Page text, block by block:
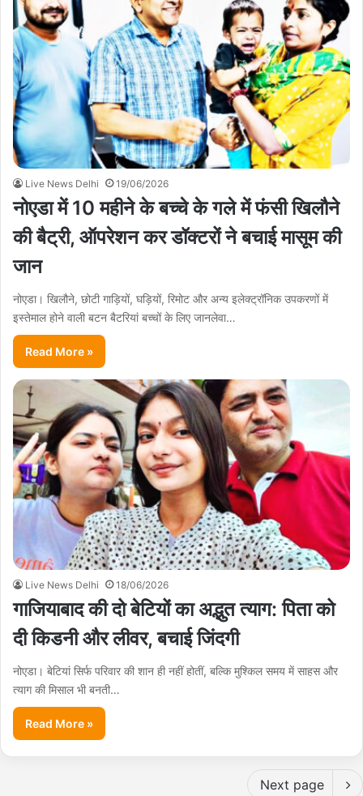
Live News Delhi 19/06/2026
नोएडा में 10 महीने के बच्चे के गले में फंसी खिलौने
की बैट्री, ऑपरेशन कर डॉक्‍टरों ने बचाई मासूम की
जान
नोएडा। खिलौने, छोटी गाड़ियों, घड़ियों, रिमोट और अन्य इलेक्ट्रॉनिक उपकरणों में
इस्तेमाल होने वाली बटन बैटरियां बच्चों के लिए जानलेवा…
Read More »
Live News Delhi 18/06/2026
गाजियाबाद की दो बेटियों का अद्भुत त्याग: पिता को
दी किडनी और लीवर, बचाई जिंदगी
नोएडा। बेटियां सिर्फ परिवार की शान ही नहीं होतीं, बल्कि मुश्किल समय में साहस और
त्याग की मिसाल भी बनती…
Read More »
Next page